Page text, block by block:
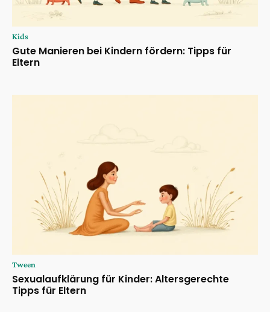
Kids
Gute Manieren bei Kindern fördern: Tipps für
Eltern
Tween
Sexualaufklärung für Kinder: Altersgerechte
Tipps für Eltern